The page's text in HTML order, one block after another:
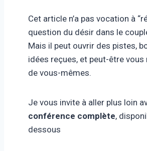
Cet article n’a pas vocation à
question du désir dans le
Mais il peut ouvrir des pistes,
idées reçues, et peut-être vous
de vous-mêmes.
Je vous invite à aller plus loin
conférence complète,
dessous